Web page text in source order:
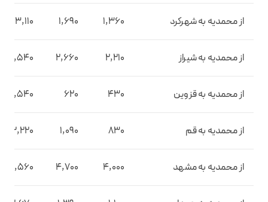
از محمدیه به شهرکرد 1,360
1,690
3,110
از محمدیه به شیراز 2,210
2,660
4,540
از محمدیه به قزوین 430
620
1,540
از محمدیه به قم 830
1,090
2,220
از محمدیه به مشهد 4,000
4,700
7,560